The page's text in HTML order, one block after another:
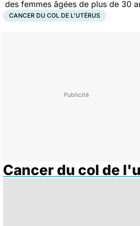
des femmes âgées de plus de
CANCER DU COL DE L'UTÉRUS
Cancer du col de